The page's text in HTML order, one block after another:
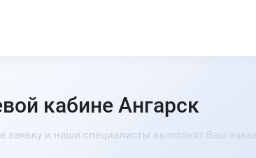
кабине Ангарск
заявку и наши специалисты выполнят Ваш заказ.